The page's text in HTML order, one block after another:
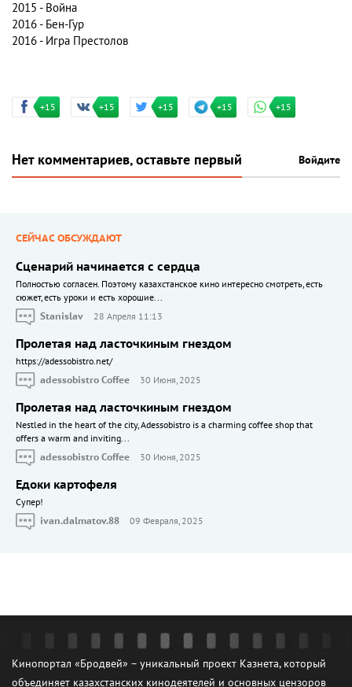
2015 - Война
2016 - Бен-Гур
2016 - Игра Престолов
+15 +15 +15 +15 +15
Нет комментариев, оставьте первый Войдите
СЕЙЧАС ОБСУЖДАЮТ
Сценарий начинается с сердца
Полностью согласен. Поэтому казахстанское кино интересно смотреть, есть
сюжет, есть уроки и есть хорошие...
Stanislav
28 Апреля 11:13
Пролетая над ласточкиным гнездом
https://adessobistro.net/
adessobistro Coffee
30 Июня, 2025
Пролетая над ласточкиным гнездом
Nestled in the heart of the city, Adessobistro is a charming coffee shop that
offers a warm and inviting...
adessobistro Coffee
30 Июня, 2025
Едоки картофеля
Cупер!
ivan.dalmatov.88
09 Февраля, 2025
Кинопортал «Бродвей» – уникальный проект Казнета, который
объединяет казахстанских кинодеятелей и основных цензоров